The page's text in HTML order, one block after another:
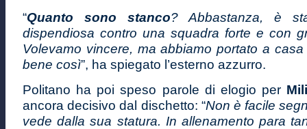
“Quanto sono stanco? Abbastanza, è
dispendiosa contro una squadra forte e con
Volevamo vincere, ma abbiamo portato a
bene così”, ha spiegato l’esterno azzurro.
Politano ha poi speso parole di elogio per
ancora decisivo dal dischetto: “Non è facile
vede dalla sua statura. In allenamento para